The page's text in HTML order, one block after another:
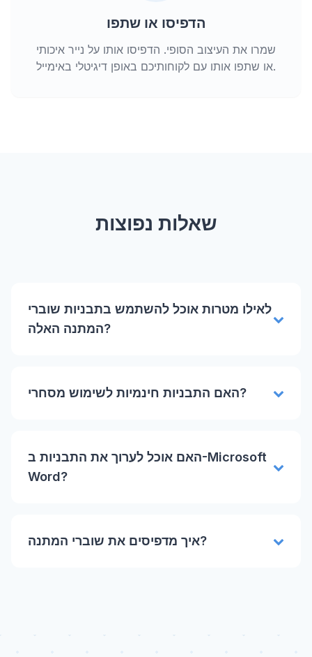
הדפיסו או שתפו
שמרו את העיצוב הסופי. הדפיסו אותו על נייר איכותי
או שתפו אותו עם לקוחותיכם באופן דיגיטלי באימייל.
שאלות נפוצות
לאילו מטרות אוכל להשתמש בתבניות שוברי
המתנה האלה?
האם התבניות חינמיות לשימוש מסחרי?
האם אוכל לערוך את התבניות ב-Microsoft
Word?
איך מדפיסים את שוברי המתנה?